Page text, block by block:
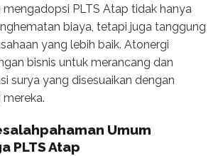
mengadopsi PLTS Atap tidak hanya
biaya, tetapi juga tanggung
yang lebih baik. Atonergi
bisnis untuk merancang dan
surya yang disesuaikan dengan
Umum
PLTS Atap